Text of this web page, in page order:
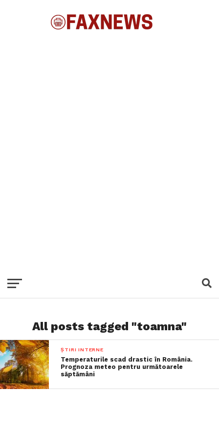
All posts tagged "toamna"
ȘTIRI INTERNE
Temperaturile scad drastic în România.
Prognoza meteo pentru următoarele
săptămâni